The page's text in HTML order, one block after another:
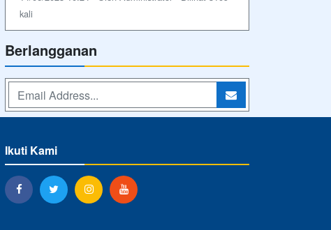
kali
Berlangganan
Ikuti Kami